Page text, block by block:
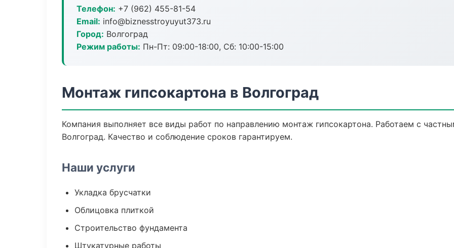
Телефон: +7 (962) 455-81-54
Email: info@biznesstroyuyut373.ru
Город: Волгоград
Режим работы: Пн-Пт: 09:00-18:00, Сб: 10:00-15:00
Монтаж гипсокартона в Волгоград
Компания выполняет все виды работ по направлению монтаж гипсокартона. Работаем с
Волгоград. Качество и соблюдение сроков гарантируем.
Наши услуги
Укладка брусчатки
Облицовка плиткой
Строительство фундамента
Штукатурные работы